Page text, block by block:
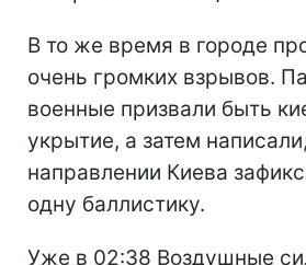
В то же время в городе
очень громких взрывов.
военные призвали быть
укрытие, а затем
направлении Киева
одну баллистику.
Уже в 02:38 Воздушные